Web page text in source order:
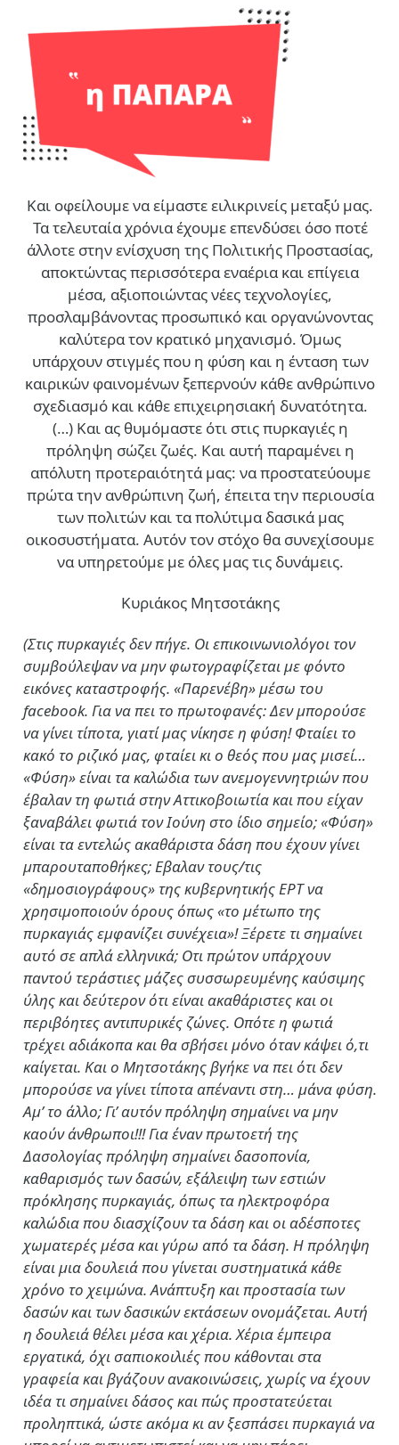
Και οφείλουμε να είμαστε ειλικρινείς μεταξύ μας.
Τα τελευταία χρόνια έχουμε επενδύσει όσο ποτέ
άλλοτε στην ενίσχυση της Πολιτικής Προστασίας,
αποκτώντας περισσότερα εναέρια και επίγεια
μέσα, αξιοποιώντας νέες τεχνολογίες,
προσλαμβάνοντας προσωπικό και οργανώνοντας
καλύτερα τον κρατικό μηχανισμό. Όμως
υπάρχουν στιγμές που η φύση και η ένταση των
καιρικών φαινομένων ξεπερνούν κάθε ανθρώπινο
σχεδιασμό και κάθε επιχειρησιακή δυνατότητα.
(…) Και ας θυμόμαστε ότι στις πυρκαγιές η
πρόληψη σώζει ζωές. Και αυτή παραμένει η
απόλυτη προτεραιότητά μας: να προστατεύουμε
πρώτα την ανθρώπινη ζωή, έπειτα την περιουσία
των πολιτών και τα πολύτιμα δασικά μας
οικοσυστήματα. Αυτόν τον στόχο θα συνεχίσουμε
να υπηρετούμε με όλες μας τις δυνάμεις.
Κυριάκος Μητσοτάκης
(Στις πυρκαγιές δεν πήγε. Οι επικοινωνιολόγοι τον
συμβούλεψαν να μην φωτογραφίζεται με φόντο
εικόνες καταστροφής. «Παρενέβη» μέσω του
facebook. Για να πει το πρωτοφανές: Δεν μπορούσε
να γίνει τίποτα, γιατί μας νίκησε η φύση! Φταίει το
κακό το ριζικό μας, φταίει κι ο θεός που μας μισεί…
«Φύση» είναι τα καλώδια των ανεμογεννητριών που
έβαλαν τη φωτιά στην Αττικοβοιωτία και που είχαν
ξαναβάλει φωτιά τον Ιούνη στο ίδιο σημείο; «Φύση»
είναι τα εντελώς ακαθάριστα δάση που έχουν γίνει
μπαρουταποθήκες; Εβαλαν τους/τις
«δημοσιογράφους» της κυβερνητικής ΕΡΤ να
χρησιμοποιούν όρους όπως «το μέτωπο της
πυρκαγιάς εμφανίζει συνέχεια»! Ξέρετε τι σημαίνει
αυτό σε απλά ελληνικά; Οτι πρώτον υπάρχουν
παντού τεράστιες μάζες συσσωρευμένης καύσιμης
ύλης και δεύτερον ότι είναι ακαθάριστες και οι
περιβόητες αντιπυρικές ζώνες. Οπότε η φωτιά
τρέχει αδιάκοπα και θα σβήσει μόνο όταν κάψει ό,τι
καίγεται. Και ο Μητσοτάκης βγήκε να πει ότι δεν
μπορούσε να γίνει τίποτα απέναντι στη… μάνα φύση.
Αμ’ το άλλο; Γι’ αυτόν πρόληψη σημαίνει να μην
καούν άνθρωποι!!! Για έναν πρωτοετή της
Δασολογίας πρόληψη σημαίνει δασοπονία,
καθαρισμός των δασών, εξάλειψη των εστιών
πρόκλησης πυρκαγιάς, όπως τα ηλεκτροφόρα
καλώδια που διασχίζουν τα δάση και οι αδέσποτες
χωματερές μέσα και γύρω από τα δάση. Η πρόληψη
είναι μια δουλειά που γίνεται συστηματικά κάθε
χρόνο το χειμώνα. Ανάπτυξη και προστασία των
δασών και των δασικών εκτάσεων ονομάζεται. Αυτή
η δουλειά θέλει μέσα και χέρια. Χέρια έμπειρα
εργατικά, όχι σαπιοκοιλιές που κάθονται στα
γραφεία και βγάζουν ανακοινώσεις, χωρίς να έχουν
ιδέα τι σημαίνει δάσος και πώς προστατεύεται
προληπτικά, ώστε ακόμα κι αν ξεσπάσει πυρκαγιά να